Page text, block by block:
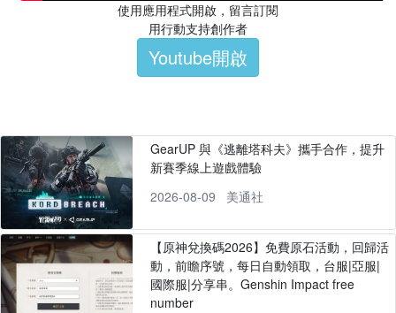
使用應用程式開啟，留言訂閱
用行動支持創作者
Youtube開啟
GearUP 與《逃離塔科夫》攜手合作，提升
新賽季線上遊戲體驗
2026-08-09
美通社
【原神兌換碼2026】免費原石活動，回歸活
動，前瞻序號，每日自動領取，台服|亞服|
國際服|分享串。Genshin Impact free
number